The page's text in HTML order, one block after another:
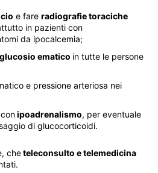
e fare radiografie toraciche
in pazienti con
da ipocalcemia;
ematico in tutte le persone
e pressione arteriosa nei
ipoadrenalismo, per eventuale
di glucocorticoidi.
cheteleconsulto e telemedicina